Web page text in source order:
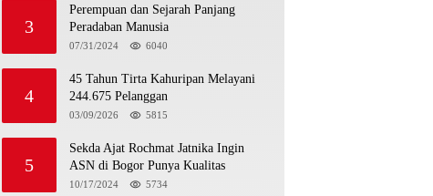
3
Perempuan dan Sejarah Panjang
Peradaban Manusia
07/31/2024 6040
4
45 Tahun Tirta Kahuripan Melayani
244.675 Pelanggan
03/09/2026 5815
5
Sekda Ajat Rochmat Jatnika Ingin
ASN di Bogor Punya Kualitas
10/17/2024 5734